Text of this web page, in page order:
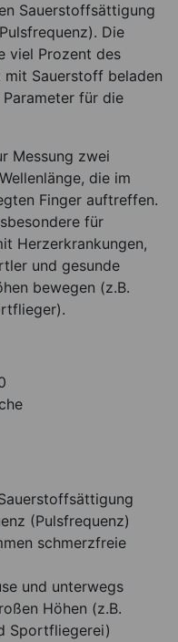
Sauerstoffsättigung
Die
viel Prozent des
Sauerstoff beladen
für die
Messung zwei
die im
Finger auftreffen.
für
Herzerkrankungen,
und gesunde
bewegen (z.B.
(Pulsfrequenz)
schmerzfreie
und unterwegs
Höhen (z.B.
Sportfliegerei)